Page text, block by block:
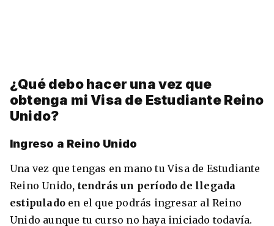
¿Qué debo hacer una vez que
obtenga mi Visa de Estudiante Reino
Unido?
Ingreso a Reino Unido
Una vez que tengas en mano tu Visa de Estudiante
Reino Unido, tendrás un período de llegada
estipulado en el que podrás ingresar al Reino
Unido aunque tu curso no haya iniciado todavía.